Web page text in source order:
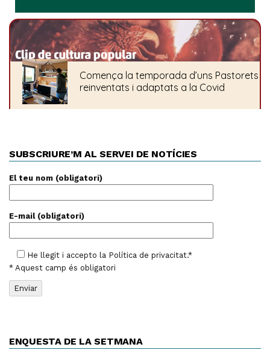
SUBSCRIURE’M AL SERVEI DE NOTÍCIES
El teu nom (obligatori)
E-mail (obligatori)
He llegit i accepto la Política de privacitat.*
* Aquest camp és obligatori
ENQUESTA DE LA SETMANA